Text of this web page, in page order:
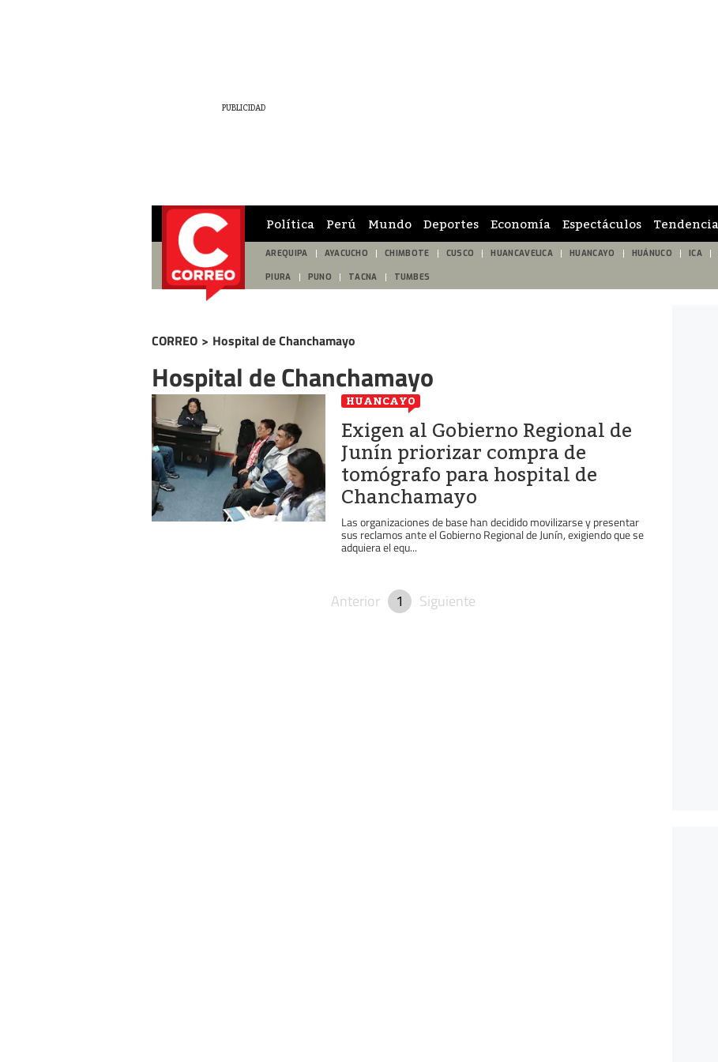
Política Perú Mundo Deportes Economía Espectáculos Tendencia
AREQUIPA AYACUCHO CHIMBOTE CUSCO HUANCAVELICA HUANCAYO HUÁNUCO ICA
PIURA PUNO TACNA TUMBES
CORREO > Hospital de Chanchamayo
Hospital de Chanchamayo
HUANCAYO
Exigen al Gobierno Regional de
Junín priorizar compra de
tomógrafo para hospital de
Chanchamayo
Las organizaciones de base han decidido movilizarse y presentar
sus reclamos ante el Gobierno Regional de Junín, exigiendo que se
adquiera el equ...
Anterior 1 Siguiente